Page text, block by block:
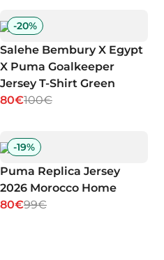
-20%
Salehe Bembury X Egypt
X Puma Goalkeeper
Jersey T-Shirt Green
80€100€
-19%
Puma Replica Jersey
2026 Morocco Home
80€99€